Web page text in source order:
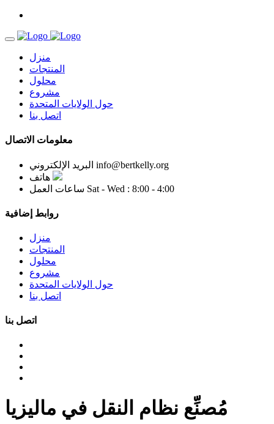
منزل
المنتجات
محلول
مشروع
حول الولايات المتحدة
اتصل بنا
معلومات الاتصال
البريد الإلكتروني info@bertkelly.org
هاتف
ساعات العمل Sat - Wed : 8:00 - 4:00
روابط إضافية
منزل
المنتجات
محلول
مشروع
حول الولايات المتحدة
اتصل بنا
اتصل بنا
مُصنِّع نظام النقل في ماليزيا